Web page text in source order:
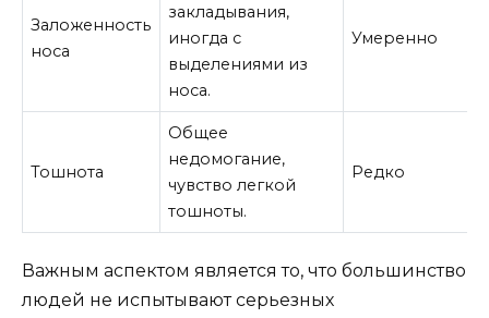
Заложенность
носа
закладывания,
иногда с
выделениями из
носа.
Умеренно
Тошнота
Общее
недомогание,
чувство легкой
тошноты.
Редко
Важным аспектом является то, что большинство
людей не испытывают серьезных